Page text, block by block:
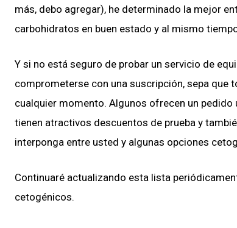
más, debo agregar), he determinado la mejor
carbohidratos en buen estado y al mismo
Y si no está seguro de probar un servicio de
comprometerse con una suscripción, sepa que
cualquier momento. Algunos ofrecen un
tienen atractivos descuentos de prueba y
interponga entre usted y algunas opciones
Continuaré actualizando esta lista
cetogénicos.